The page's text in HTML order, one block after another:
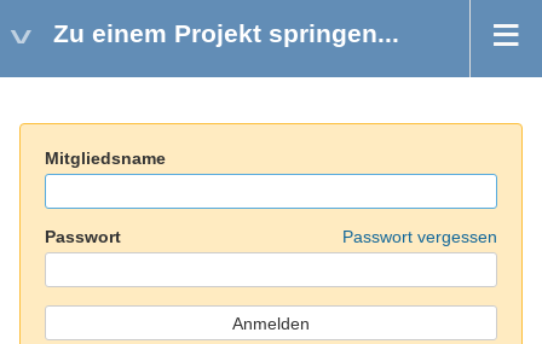
Zu einem Projekt springen...
Mitgliedsname
Passwort Passwort vergessen